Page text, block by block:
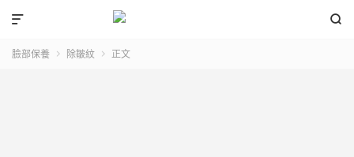


臉部保養  除皺紋  正文